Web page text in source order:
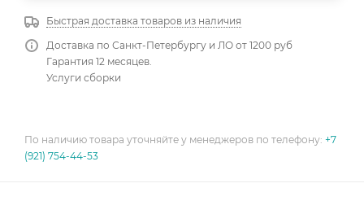
Быстрая доставка товаров из наличия
Доставка по Санкт-Петербургу и ЛО от 1200 руб
Гарантия 12 месяцев.
Услуги сборки
По наличию товара уточняйте у менеджеров по телефону: +7
(921) 754-44-53